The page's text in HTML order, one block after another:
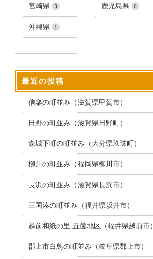
宮崎県 3 鹿児島県 6
沖縄県 1
最近の投稿
信楽の町並み（滋賀県甲賀市）
日野の町並み（滋賀県日野町）
森城下町の町並み（大分県玖珠町）
柳川の町並み（福岡県柳川市）
長浜の町並み（滋賀県長浜市）
三国湊の町並み（福井県坂井市）
越前和紙の里 五箇地区（福井県越前市）
郡上市白鳥の町並み（岐阜県郡上市）